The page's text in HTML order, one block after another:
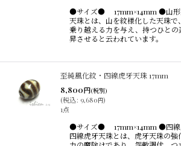
●サイズ● 17mm×14mm ●山形
天珠とは、山を紋様化した天珠で
乗り越える力を与え、持つひと
昇させると云われています。
至純風化紋・四線虎牙天珠 17mm
8,800円(税別)
(税込: 9,680円)
1点
●サイズ● 17mm×14mm ●四線
四線虎牙天珠とは、虎牙天珠の強